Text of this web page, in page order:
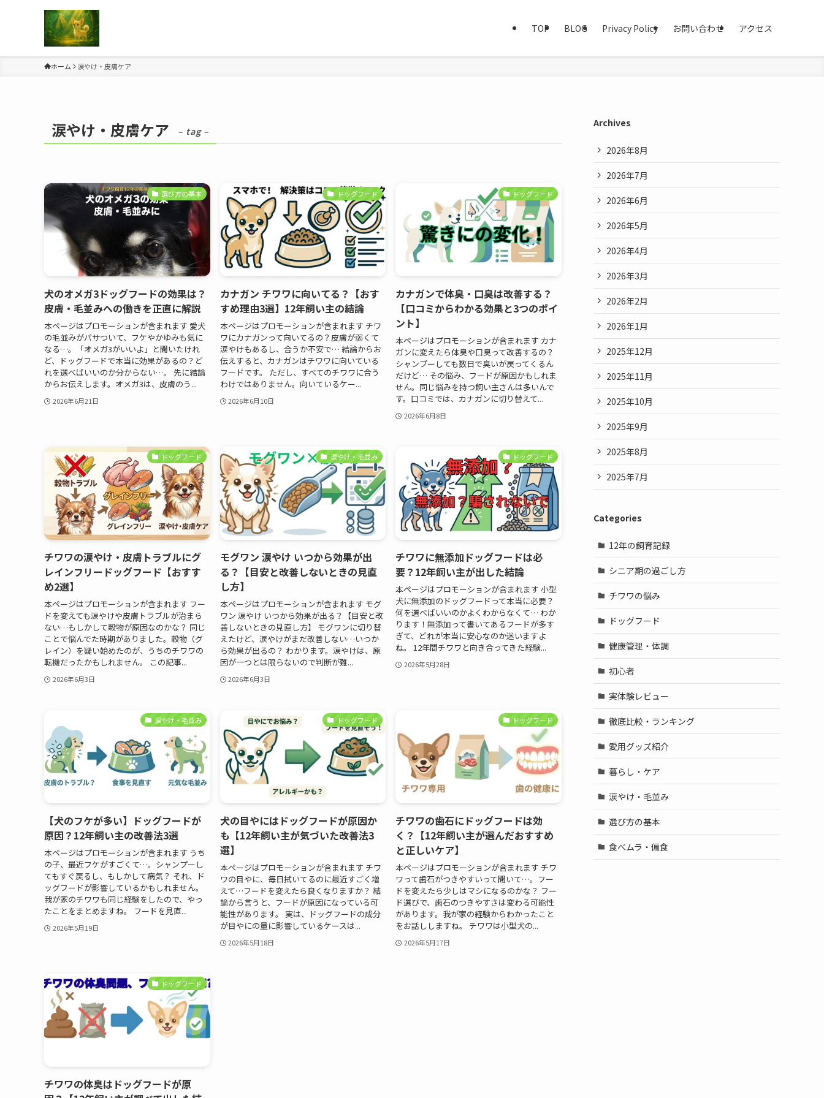
TOP BLOG Privacy Policy お問い合わせ アクセス
ホーム 涙やけ・皮膚ケア
涙やけ・皮膚ケア – tag –
選び方の基本
犬のオメガ3ドッグフードの効果は？
皮膚・毛並みへの働きを正直に解説
本ページはプロモーションが含まれます 愛犬
の毛並みがパサついて、フケやかゆみも気に
なる…。「オメガ3がいいよ」と聞いたけれ
ど、ドッグフードで本当に効果があるの？ど
れを選べばいいのか分からない…。 先に結論
からお伝えします。オメガ3は、皮膚のう...
2026年6月21日
ドッグフード
カナガン チワワに向いてる？【おす
すめ理由3選】12年飼い主の結論
本ページはプロモーションが含まれます チワ
ワにカナガンって向いてるの？皮膚が弱くて
涙やけもあるし、合うか不安で… 結論からお
伝えすると、カナガンはチワワに向いている
フードです。 ただし、すべてのチワワに合う
わけではありません。向いているケー...
2026年6月10日
ドッグフード
カナガンで体臭・口臭は改善する？
【口コミからわかる効果と3つのポイ
ント】
本ページはプロモーションが含まれます カナ
ガンに変えたら体臭や口臭って改善するの？
シャンプーしても数日で臭いが戻ってくるん
だけど… その悩み、フードが原因かもしれま
せん。同じ悩みを持つ飼い主さんは多いんで
す。口コミでは、カナガンに切り替えて...
2026年6月8日
ドッグフード
チワワの涙やけ・皮膚トラブルにグ
レインフリードッグフード【おすす
め2選】
本ページはプロモーションが含まれます フー
ドを変えても涙やけや皮膚トラブルが治まら
ない…もしかして穀物が原因なのかな？ 同じ
ことで悩んでた時期がありました。穀物（グ
レイン）を疑い始めたのが、うちのチワワの
転機だったかもしれません。 この記事...
2026年6月3日
涙やけ・毛並み
モグワン 涙やけ いつから効果が出
る？【目安と改善しないときの見直
し方】
本ページはプロモーションが含まれます モグ
ワン 涙やけ いつから効果が出る？【目安と改
善しないときの見直し方】 モグワンに切り替
えたけど、涙やけがまだ改善しない…いつか
ら効果が出るの？ わかります。涙やけは、原
因が一つとは限らないので判断が難...
2026年6月3日
ドッグフード
チワワに無添加ドッグフードは必
要？12年飼い主が出した結論
本ページはプロモーションが含まれます 小型
犬に無添加のドッグフードって本当に必要？
何を選べばいいのかよくわからなくて… わか
ります！無添加って書いてあるフードが多す
ぎて、どれが本当に安心なのか迷いますよ
ね。 12年間チワワと向き合ってきた経験...
2026年5月28日
涙やけ・毛並み
【犬のフケが多い】ドッグフードが
原因？12年飼い主の改善法3選
本ページはプロモーションが含まれます うち
の子、最近フケがすごくて…。シャンプーし
てもすぐ戻るし、もしかして病気？ それ、ド
ッグフードが影響しているかもしれません。
我が家のチワワも同じ経験をしたので、やっ
たことをまとめますね。 フードを見直...
2026年5月19日
ドッグフード
犬の目やにはドッグフードが原因か
も【12年飼い主が気づいた改善法3
選】
本ページはプロモーションが含まれます チワ
ワの目やに、毎日拭いてるのに最近すごく増
えて…フードを変えたら良くなりますか？ 結
論から言うと、フードが原因になっている可
能性があります。 実は、ドッグフードの成分
が目やにの量に影響しているケースは...
2026年5月18日
ドッグフード
チワワの歯石にドッグフードは効
く？【12年飼い主が選んだおすすめ
と正しいケア】
本ページはプロモーションが含まれます チワ
ワって歯石がつきやすいって聞いて…。フー
ドを変えたら少しはマシになるのかな？ フー
ド選びで、歯石のつきやすさは変わる可能性
があります。我が家の経験からわかったこと
をお話ししますね。 チワワは小型犬の...
2026年5月17日
ドッグフード
チワワの体臭はドッグフードが原
Archives
2026年8月
2026年7月
2026年6月
2026年5月
2026年4月
2026年3月
2026年2月
2026年1月
2025年12月
2025年11月
2025年10月
2025年9月
2025年8月
2025年7月
Categories
12年の飼育記録
シニア期の過ごし方
チワワの悩み
ドッグフード
健康管理・体調
初心者
実体験レビュー
徹底比較・ランキング
愛用グッズ紹介
暮らし・ケア
涙やけ・毛並み
選び方の基本
食べムラ・偏食